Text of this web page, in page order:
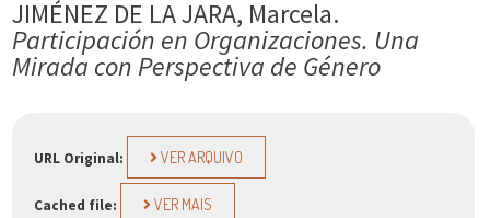
JIMÉNEZ DE LA JARA, Marcela.
Participación en Organizaciones. Una
Mirada con Perspectiva de Género
URL Original: VER ARQUIVO
Cached file: VER MAIS